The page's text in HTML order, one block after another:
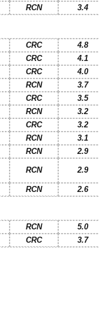
RCN 3.4
CRC
4.8
CRC
4.1
CRC
4.0
RCN
3.7
CRC
3.5
RCN
3.2
CRC
3.2
RCN
3.1
RCN 2.9
RCN 2.9
RCN 2.6
RCN
5.0
CRC 3.7